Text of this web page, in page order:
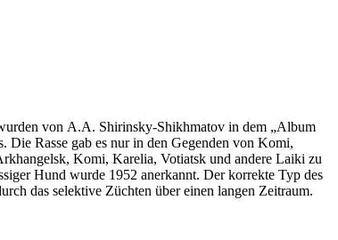
von A.A. Shirinsky-Shikhmatov in dem „Album
Rasse gab es nur in den Gegenden von Komi,
Komi, Karelia, Votiatsk und andere Laiki zu
Hund wurde 1952 anerkannt. Der korrekte Typ des
das selektive Züchten über einen langen Zeitraum.